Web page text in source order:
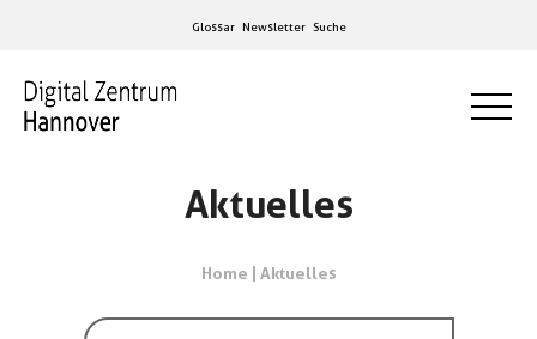
Glossar Newsletter Suche
Aktuelles
Home | Aktuelles